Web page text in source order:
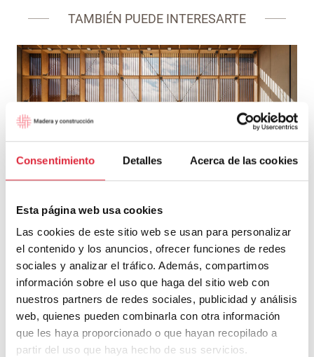
Consentimiento Detalles Acerca de las cookies
Esta página web usa cookies
Las cookies de este sitio web se usan para personalizar
el contenido y los anuncios, ofrecer funciones de redes
sociales y analizar el tráfico. Además, compartimos
información sobre el uso que haga del sitio web con
nuestros partners de redes sociales, publicidad y análisis
web, quienes pueden combinarla con otra información
que les haya proporcionado o que hayan recopilado a
partir del uso que haya hecho de sus servicios.
TAMBIÉN PUEDE INTERESARTE
Recuperación de una Casa Carbonería del siglo XVIII